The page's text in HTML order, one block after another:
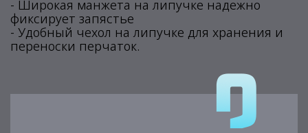
- Широкая манжета на липучке надежно
фиксирует запястье
- Удобный чехол на липучке для хранения и
переноски перчаток.